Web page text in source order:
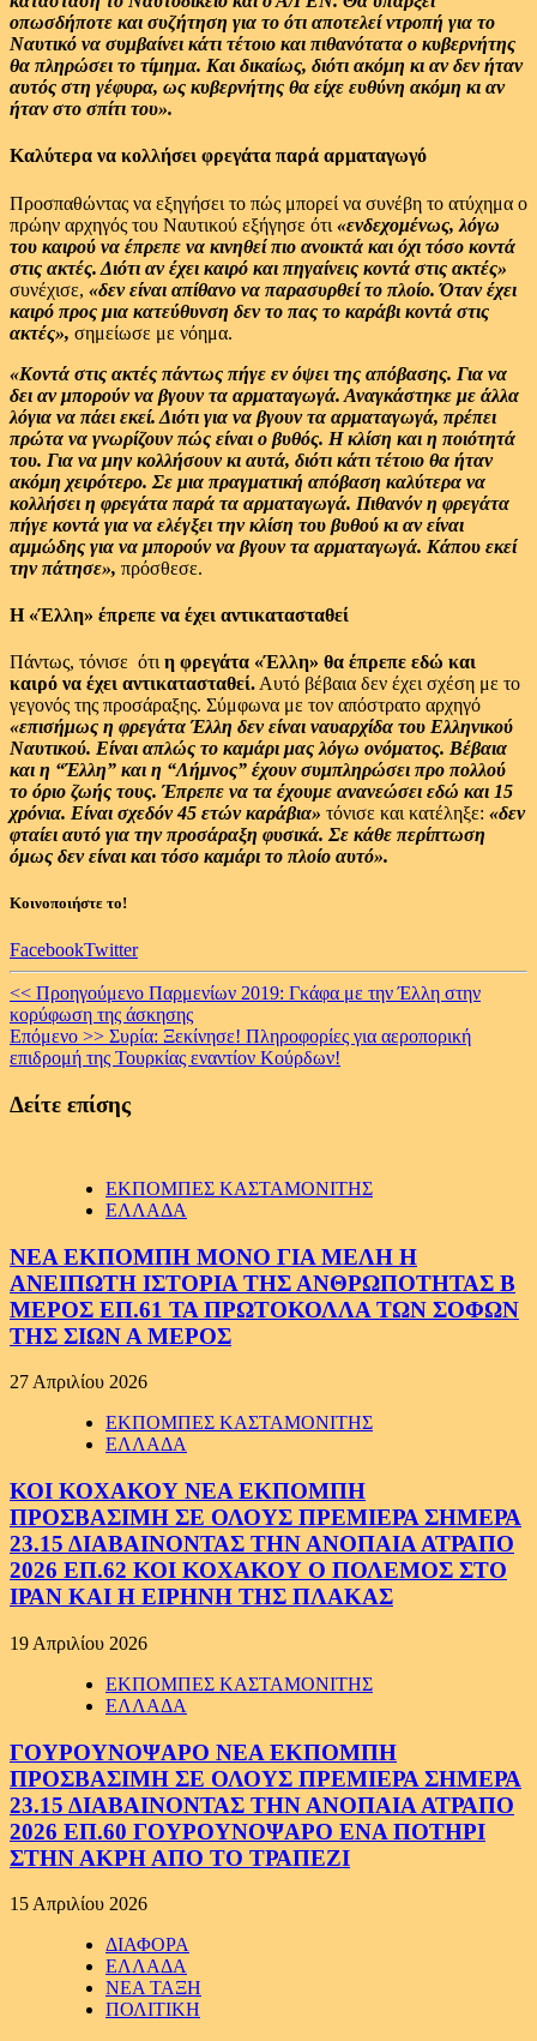
οπωσδήποτε και συζήτηση για το ότι αποτελεί ντροπή για το
Ναυτικό να συμβαίνει κάτι τέτοιο και πιθανότατα ο κυβερνήτης
θα πληρώσει το τίμημα. Και δικαίως, διότι ακόμη κι αν δεν ήταν
αυτός στη γέφυρα, ως κυβερνήτης θα είχε ευθύνη ακόμη κι αν
ήταν στο σπίτι του».
Καλύτερα να κολλήσει φρεγάτα παρά αρματαγωγό
Προσπαθώντας να εξηγήσει το πώς μπορεί να συνέβη το ατύχημα ο
πρώην αρχηγός του Ναυτικού εξήγησε ότι «ενδεχομένως, λόγω
του καιρού να έπρεπε να κινηθεί πιο ανοικτά και όχι τόσο κοντά
στις ακτές. Διότι αν έχει καιρό και πηγαίνεις κοντά στις ακτές»
συνέχισε, «δεν είναι απίθανο να παρασυρθεί το πλοίο.Όταν έχει
καιρό προς μια κατεύθυνση δεν το πας το καράβι κοντά στις
ακτές», σημείωσε με νόημα.
«Κοντά στις ακτές πάντως πήγε εν όψει της απόβασης. Για να
δει αν μπορούν να βγουν τα αρματαγωγά. Αναγκάστηκε με άλλα
λόγια να πάει εκεί. Διότι για να βγουν τα αρματαγωγά, πρέπει
πρώτα να γνωρίζουν πώς είναι ο βυθός. Η κλίση και η ποιότητά
του. Για να μην κολλήσουν κι αυτά, διότι κάτι τέτοιο θα ήταν
ακόμη χειρότερο. Σε μια πραγματική απόβαση καλύτερα να
κολλήσει η φρεγάτα παρά τα αρματαγωγά. Πιθανόν η φρεγάτα
πήγε κοντά για να ελέγξει την κλίση του βυθού κι αν είναι
αμμώδης για να μπορούν να βγουν τα αρματαγωγά. Κάπου εκεί
την πάτησε», πρόσθεσε.
Η «Έλλη» έπρεπε να έχει αντικατασταθεί
Πάντως, τόνισε ότι η φρεγάτα «Έλλη» θα έπρεπε εδώ και
καιρό να έχει αντικατασταθεί. Αυτό βέβαια δεν έχει σχέση με το
γεγονός της προσάραξης. Σύμφωνα με τον απόστρατο αρχηγό
«επισήμως η φρεγάτα Έλλη δεν είναι ναυαρχίδα του Ελληνικού
Ναυτικού. Είναι απλώς το καμάρι μας λόγω ονόματος. Βέβαια
και η “Έλλη” και η “Λήμνος” έχουν συμπληρώσει προ πολλού
το όριο ζωής τους. Έπρεπε να τα έχουμε ανανεώσει εδώ και 15
χρόνια. Είναι σχεδόν 45 ετών καράβια» τόνισε και κατέληξε: «δεν
φταίει αυτό για την προσάραξη φυσικά. Σε κάθε περίπτωση
όμως δεν είναι και τόσο καμάρι το πλοίο αυτό».
Κοινοποιήστε το!
FacebookTwitter
Continue
Reading
<< Προηγούμενο Παρμενίων 2019: Γκάφα με την Έλλη στην
κορύφωση της άσκησης
Επόμενο >> Συρία: Ξεκίνησε! Πληροφορίες για αεροπορική
επιδρομή της Τουρκίας εναντίον Κούρδων!
Δείτε επίσης
ΕΚΠΟΜΠΕΣ ΚΑΣΤΑΜΟΝΙΤΗΣ
ΕΛΛΑΔΑ
ΝΕΑ ΕΚΠΟΜΠΗ ΜΟΝΟ ΓΙΑ ΜΕΛΗ Η
ΑΝΕΙΠΩΤΗ ΙΣΤΟΡΙΑ ΤΗΣ ΑΝΘΡΩΠΟΤΗΤΑΣ Β
ΜΕΡΟΣ ΕΠ.61 ΤΑ ΠΡΩΤΟΚΟΛΛΑ ΤΩΝ ΣΟΦΩΝ
ΤΗΣ ΣΙΩΝ Α ΜΕΡΟΣ
27 Απριλίου 2026
ΕΚΠΟΜΠΕΣ ΚΑΣΤΑΜΟΝΙΤΗΣ
ΕΛΛΑΔΑ
ΚΟΙ ΚΟΧΑΚΟΥ ΝΕΑ ΕΚΠΟΜΠΗ
ΠΡΟΣΒΑΣΙΜΗ ΣΕ ΟΛΟΥΣ ΠΡΕΜΙΕΡΑ ΣΗΜΕΡΑ
23.15 ΔΙΑΒΑΙΝΟΝΤΑΣ ΤΗΝ ΑΝΟΠΑΙΑ ΑΤΡΑΠΟ
2026 ΕΠ.62 ΚΟΙ ΚΟΧΑΚΟΥ Ο ΠΟΛΕΜΟΣ ΣΤΟ
ΙΡΑΝ ΚΑΙ Η ΕΙΡΗΝΗ ΤΗΣ ΠΛΑΚΑΣ
19 Απριλίου 2026
ΕΚΠΟΜΠΕΣ ΚΑΣΤΑΜΟΝΙΤΗΣ
ΕΛΛΑΔΑ
ΓΟΥΡΟΥΝΟΨΑΡΟ ΝΕΑ ΕΚΠΟΜΠΗ
ΠΡΟΣΒΑΣΙΜΗ ΣΕ ΟΛΟΥΣ ΠΡΕΜΙΕΡΑ ΣΗΜΕΡΑ
23.15 ΔΙΑΒΑΙΝΟΝΤΑΣ ΤΗΝ ΑΝΟΠΑΙΑ ΑΤΡΑΠΟ
2026 ΕΠ.60 ΓΟΥΡΟΥΝΟΨΑΡΟ ΕΝΑ ΠΟΤΗΡΙ
ΣΤΗΝ ΑΚΡΗ ΑΠΟ ΤΟ ΤΡΑΠΕΖΙ
15 Απριλίου 2026
ΔΙΑΦΟΡΑ
ΕΛΛΑΔΑ
ΝΕΑ ΤΑΞΗ
ΠΟΛΙΤΙΚΗ